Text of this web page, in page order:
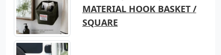
MATERIAL HOOK BASKET /
SQUARE